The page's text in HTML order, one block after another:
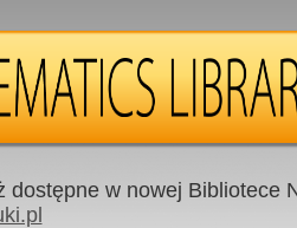
dostępne w nowej Bibliotece